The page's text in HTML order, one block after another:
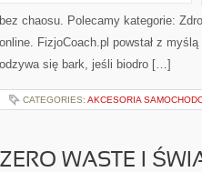
bez chaosu. Polecamy kategorie:
online. FizjoCoach.pl powstał z
odzywa się bark, jeśli biodro […]
CATEGORIES: AKCESORIA
ZERO WASTE I